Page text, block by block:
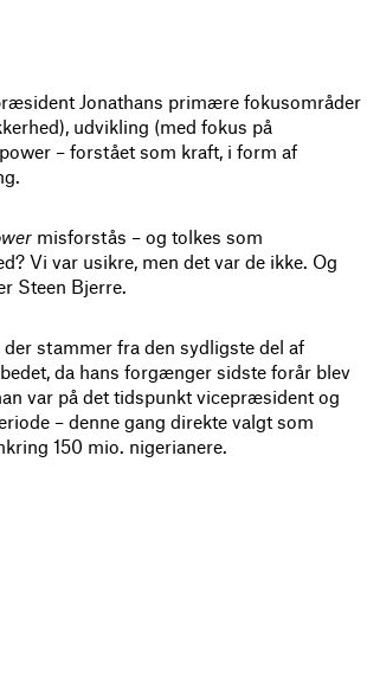
Jonathans primære fokusområder
udvikling (med fokus på
– forstået som kraft, i form af
misforstås – og tolkes som
Vi var usikre, men det var de ikke. Og
Steen Bjerre.
der stammer fra den sydligste del af
da hans forgænger sidste forår blev
var på det tidspunkt vicepræsident og
– denne gang direkte valgt som
150 mio. nigerianere.